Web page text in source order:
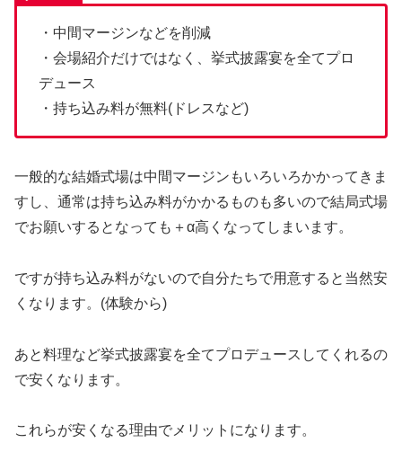
・中間マージンなどを削減
・会場紹介だけではなく、挙式披露宴を全てプロ
デュース
・持ち込み料が無料(ドレスなど)
一般的な結婚式場は中間マージンもいろいろかかってきま
すし、通常は持ち込み料がかかるものも多いので結局式場
でお願いするとなっても＋α高くなってしまいます。
ですが持ち込み料がないので自分たちで用意すると当然安
くなります。(体験から)
あと料理など挙式披露宴を全てプロデュースしてくれるの
で安くなります。
これらが安くなる理由でメリットになります。